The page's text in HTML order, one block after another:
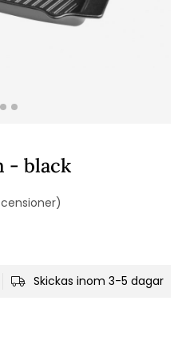
- black
Skickas inom 3-5 dagar